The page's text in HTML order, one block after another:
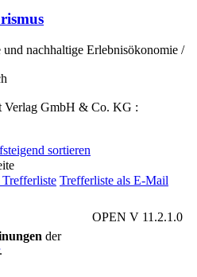
nachhaltige Erlebnisökonomie /
Verlag GmbH & Co. KG :
sortieren
Trefferliste als E-Mail
OPEN V 11.2.1.0
der
.